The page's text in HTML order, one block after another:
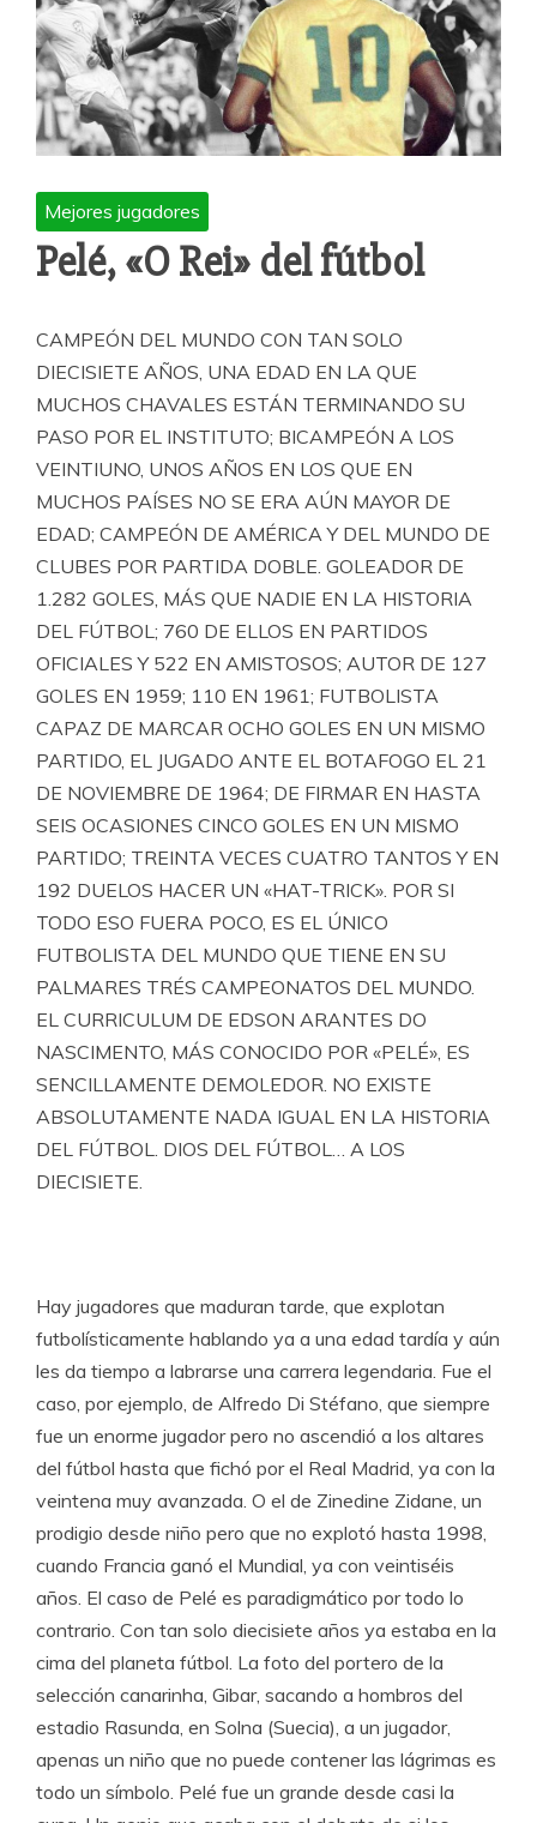
Mejores jugadores
Pelé, «O Rei» del fútbol
CAMPEÓN DEL MUNDO CON TAN SOLO
DIECISIETE AÑOS, UNA EDAD EN LA QUE
MUCHOS CHAVALES ESTÁN TERMINANDO SU
PASO POR EL INSTITUTO; BICAMPEÓN A LOS
VEINTIUNO, UNOS AÑOS EN LOS QUE EN
MUCHOS PAÍSES NO SE ERA AÚN MAYOR DE
EDAD; CAMPEÓN DE AMÉRICA Y DEL MUNDO DE
CLUBES POR PARTIDA DOBLE. GOLEADOR DE
1.282 GOLES, MÁS QUE NADIE EN LA HISTORIA
DEL FÚTBOL; 760 DE ELLOS EN PARTIDOS
OFICIALES Y 522 EN AMISTOSOS; AUTOR DE 127
GOLES EN 1959; 110 EN 1961; FUTBOLISTA
CAPAZ DE MARCAR OCHO GOLES EN UN MISMO
PARTIDO, EL JUGADO ANTE EL BOTAFOGO EL 21
DE NOVIEMBRE DE 1964; DE FIRMAR EN HASTA
SEIS OCASIONES CINCO GOLES EN UN MISMO
PARTIDO; TREINTA VECES CUATRO TANTOS Y EN
192 DUELOS HACER UN «HAT-TRICK». POR SI
TODO ESO FUERA POCO, ES EL ÚNICO
FUTBOLISTA DEL MUNDO QUE TIENE EN SU
PALMARES TRÉS CAMPEONATOS DEL MUNDO.
EL CURRICULUM DE EDSON ARANTES DO
NASCIMENTO, MÁS CONOCIDO POR «PELÉ», ES
SENCILLAMENTE DEMOLEDOR. NO EXISTE
ABSOLUTAMENTE NADA IGUAL EN LA HISTORIA
DEL FÚTBOL. DIOS DEL FÚTBOL… A LOS
DIECISIETE.
Hay jugadores que maduran tarde, que explotan
futbolísticamente hablando ya a una edad tardía y aún
les da tiempo a labrarse una carrera legendaria. Fue el
caso, por ejemplo, de Alfredo Di Stéfano, que siempre
fue un enorme jugador pero no ascendió a los altares
del fútbol hasta que fichó por el Real Madrid, ya con la
veintena muy avanzada. O el de Zinedine Zidane, un
prodigio desde niño pero que no explotó hasta 1998,
cuando Francia ganó el Mundial, ya con veintiséis
años. El caso de Pelé es paradigmático por todo lo
contrario. Con tan solo diecisiete años ya estaba en la
cima del planeta fútbol. La foto del portero de la
selección canarinha, Gibar, sacando a hombros del
estadio Rasunda, en Solna (Suecia), a un jugador,
apenas un niño que no puede contener las lágrimas es
todo un símbolo. Pelé fue un grande desde casi la